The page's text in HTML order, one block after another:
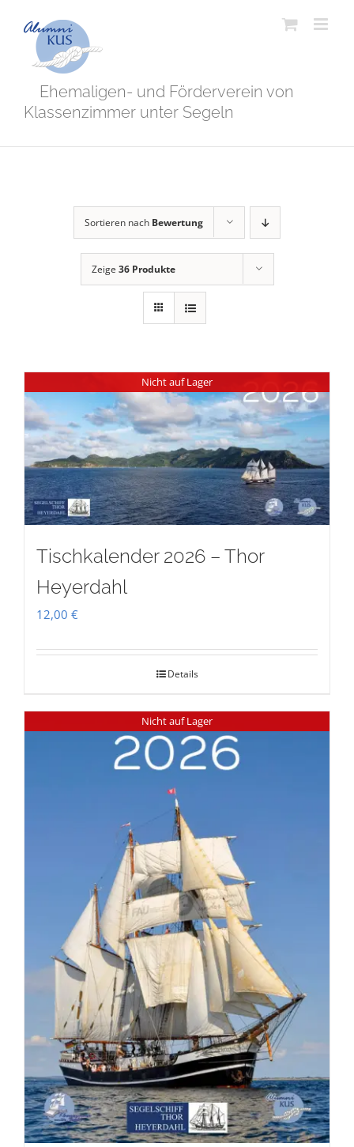
Inhalt
springen
Ehemaligen- und Förderverein von
Klassenzimmer unter Segeln
Sortieren nach Bewertung
Zeige 36 Produkte
Nicht auf Lager
Tischkalender 2026 – Thor
Heyerdahl
12,00 €
Details
Nicht auf Lager